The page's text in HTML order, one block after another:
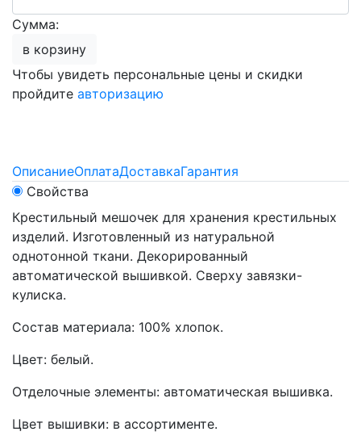
Сумма:
в корзину
Чтобы увидеть персональные цены и скидки
пройдите авторизацию
ОписаниеОплатаДоставкаГарантия
Свойства
Крестильный мешочек для хранения крестильных
изделий. Изготовленный из натуральной
однотонной ткани. Декорированный
автоматической вышивкой. Сверху завязки-
кулиска.
Состав материала: 100% хлопок.
Цвет: белый.
Отделочные элементы: автоматическая вышивка.
Цвет вышивки: в ассортименте.